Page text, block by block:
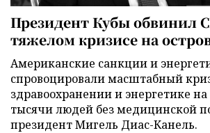
Президент Кубы обвинил
тяжелом кризисе на
Американские санкции и
спровоцировали масштабный
здравоохранении и энергетике на
тысячи людей без медицинской
президент Мигель Диас-Канель.